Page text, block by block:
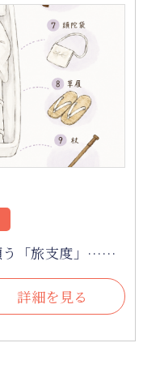
う「旅支度」……
詳細を見る